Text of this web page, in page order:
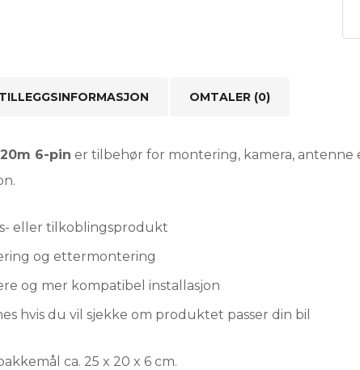
TILLEGGSINFORMASJON OMTALER (0)
6-pin er tilbehør for montering, kamera,
eller tilkoblingsprodukt
og ettermontering
og mer kompatibel installasjon
hvis du vil sjekke om produktet passer din bil
ca. 25 x 20 x 6 cm.